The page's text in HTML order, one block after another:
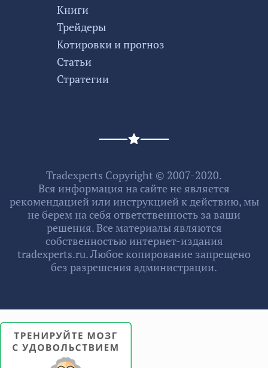
Книги
Трейдеры
Котировки и прогноз
Статьи
Стратегии
Tradexperts Copyright © 2007-2020.
Вся информация на сайте не является
рекомендацией или инструкцией к действию, мы
не берем на себя ответственность за ваши
решения. Все материалы являются
собственностью интернет-издания
tradexperts.ru. Любое копирование запрещено
без разрешения администрации.